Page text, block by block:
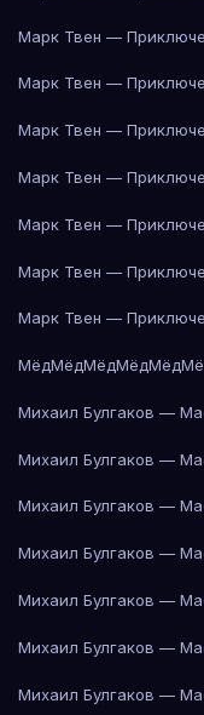
Марк Твен —
Марк Твен —
Марк Твен —
Марк Твен —
Марк Твен —
Марк Твен —
Марк Твен —
МёдМёдМёдМёдМёд
Михаил Булгаков —
Михаил Булгаков —
Михаил Булгаков —
Михаил Булгаков —
Михаил Булгаков —
Михаил Булгаков —
Михаил Булгаков —